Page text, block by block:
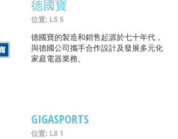
德國寶
位置: L5 5
德國寶的製造和銷售起源於七十年代，
與德國公司攜手合作設計及發展多元化
家庭電器業務。
GIGASPORTS
位置: L8 1